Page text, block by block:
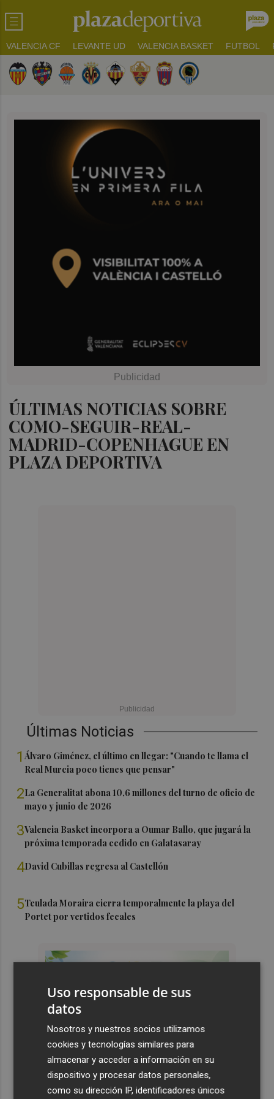
VALENCIA CF LEVANTE UD VALENCIA BASKET FUTBOL
ÚLTIMAS NOTICIAS SOBRE
COMO-SEGUIR-REAL-
MADRID-COPENHAGUE EN
PLAZA DEPORTIVA
Últimas Noticias
1Álvaro Giménez, el último en llegar: "Cuando te llama el
Real Murcia poco tienes que pensar"
2La Generalitat abona 10,6 millones del turno de oficio de
mayo y junio de 2026
3Valencia Basket incorpora a Oumar Ballo, que jugará la
próxima temporada cedido en Galatasaray
4David Cubillas regresa al Castellón
5Teulada Moraira cierra temporalmente la playa del
Portet por vertidos fecales
Uso responsable de sus
datos
Nosotros y nuestros socios utilizamos
cookies y tecnologías similares para
almacenar y acceder a información en su
dispositivo y procesar datos personales,
como su dirección IP, identificadores únicos